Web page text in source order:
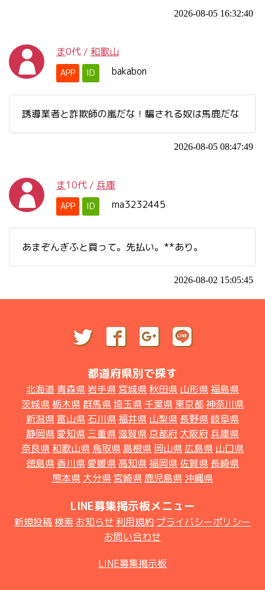
2026-08-05 16:32:40
ま0代 / 和歌山
APP ID bakabon
誘導業者と詐欺師の嵐だな！騙される奴は馬鹿だな
2026-08-05 08:47:49
ま10代 / 兵庫
APP ID ma3232445
あまぞんぎふと買って。先払い。**あり。
2026-08-02 15:05:45
都道府県別で探す
北海道 青森県 岩手県 宮城県 秋田県 山形県福島県
茨城県 栃木県群馬県埼玉県 千葉県 東京都神奈川県
新潟県 富山県 石川県福井県 山梨県 長野県 岐阜県
静岡県愛知県 三重県滋賀県 京都府 大阪府 兵庫県
奈良県 和歌山県 鳥取県 島根県 岡山県 広島県 山口県
徳島県 香川県愛媛県 高知県福岡県 佐賀県 長崎県
熊本県 大分県 宮崎県 鹿児島県 沖縄県
LINE募集掲示板メニュー
新規投稿 検索 お知らせ 利用規約 プライバシーポリシー
お問い合わせ
LINE募集掲示板